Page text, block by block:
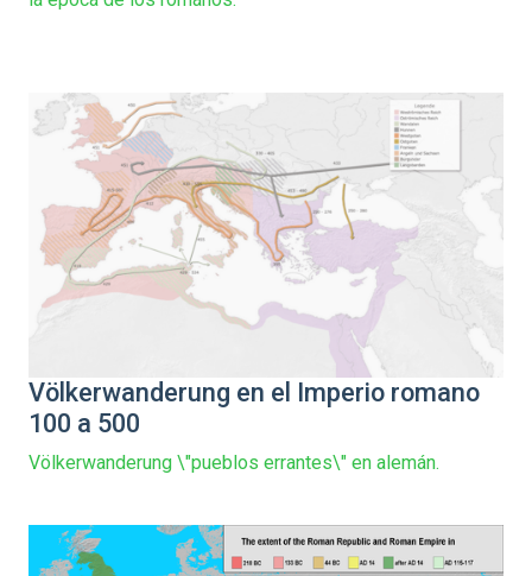
Völkerwanderung en el Imperio romano
100 a 500
Völkerwanderung \"pueblos errantes\" en alemán.